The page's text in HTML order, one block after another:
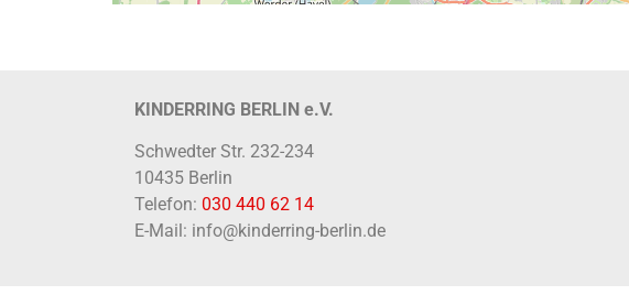
KINDERRING BERLIN e.V.
Schwedter Str. 232-234
10435 Berlin
Telefon: 030 440 62 14
E-Mail: info@kinderring-berlin.de